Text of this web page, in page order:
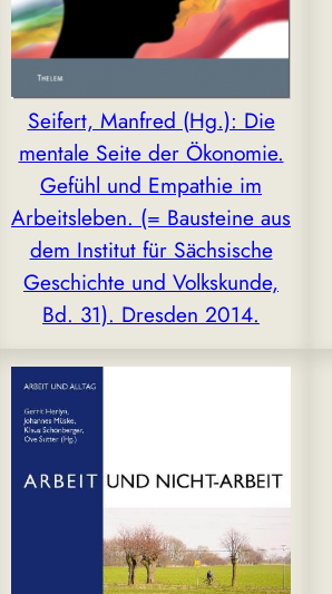
Seifert, Manfred (Hg.): Die
mentale Seite der Ökonomie.
Gefühl und Empathie im
Arbeitsleben. (= Bausteine aus
dem Institut für Sächsische
Geschichte und Volkskunde,
Bd. 31). Dresden 2014.